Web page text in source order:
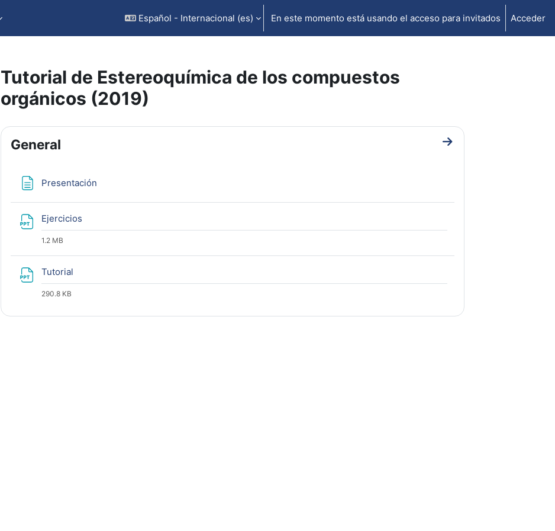
Español - Internacional ‎(es)‎ En este momento está usando el acceso para invitados Acceder
Tutorial de Estereoquímica de los compuestos
orgánicos (2019)
Perfilado de sección
General Ir a sección General
PresentaciónPágina
Ejercicios
1.2 MB
Tutorial
290.8 KB